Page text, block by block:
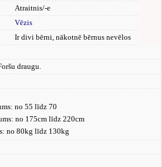
Atraitnis/-e
Vēzis
Ir divi bērni, nākotnē bērnus nevēlos
draugu.
no 55 līdz 70
no 175cm līdz 220cm
no 80kg līdz 130kg